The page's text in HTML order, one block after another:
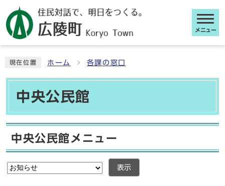
メニュー
現在位置 ホーム 各課の窓口
中央公民館
中央公民館メニュー
表示